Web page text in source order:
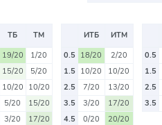
ТБ
ТМ
19/20
1/20
15/20
5/20
10/20 10/20
5/20
15/20
3/20
17/20
ИТБ
ИТМ
0.5 18/20
2/20
1.5 10/20
10/20
2.5
7/20
13/20
3.5
3/20
17/20
4.5
0/20 20/20
0.5
1.5
2.5
3.5